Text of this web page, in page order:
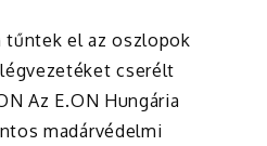
tűntek el az oszlopok
cserélt
Az E.ON Hungária
madárvédelmi